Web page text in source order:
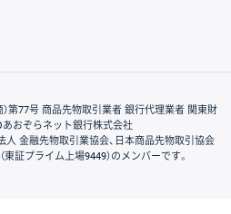
第77号 商品先物取引業者 銀行代理業者 関東財
あおぞらネット銀行株式会社
人 金融先物取引業協会、日本商品先物取引協会
証プライム上場9449）のメンバーです。